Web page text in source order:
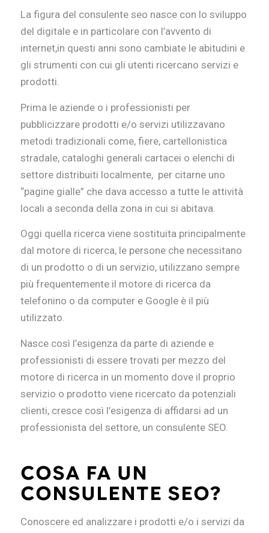
La figura del consulente seo nasce con lo sviluppo
del digitale e in particolare con l’avvento di
internet,in questi anni sono cambiate le abitudini e
gli strumenti con cui gli utenti ricercano servizi e
prodotti.
Prima le aziende o i professionisti per
pubblicizzare prodotti e/o servizi utilizzavano
metodi tradizionali come, fiere, cartellonistica
stradale, cataloghi generali cartacei o elenchi di
settore distribuiti localmente, per citarne uno
“pagine gialle” che dava accesso a tutte le attività
locali a seconda della zona in cui si abitava.
Oggi quella ricerca viene sostituita principalmente
dal motore di ricerca, le persone che necessitano
di un prodotto o di un servizio, utilizzano sempre
più frequentemente il motore di ricerca da
telefonino o da computer e Google è il più
utilizzato.
Nasce così l’esigenza da parte di aziende e
professionisti di essere trovati per mezzo del
motore di ricerca in un momento dove il proprio
servizio o prodotto viene ricercato da potenziali
clienti, cresce così l’esigenza di affidarsi ad un
professionista del settore, un consulente SEO.
COSA FA UN
CONSULENTE SEO?
Conoscere ed analizzare i prodotti e/o i servizi da